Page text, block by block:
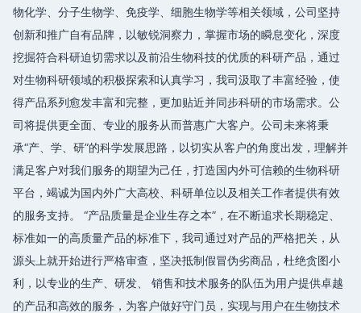
物化学、分子生物学、免疫学、细胞生物学等相关领域，公司坚持
创新和推广自有品牌，以敏锐洞察力，掌握市场的瞬息变化，深度
挖掘符合科研迫切需求以及前沿生物科技的优质的科研产品，通过
对生物科研领域的积极探索和认真学习，我司汲取了丰富经验，使
得产品系列愈发丰富和完整，更加贴近并同步科研的市场需求。公
司将提供更全面、专业的服务从而普惠广大客户。公司未来将秉
承“产、学、研”的科学发展思路，以切实从客户的角度出发，理解并
满足客户对我们服务的期望为己任，打造国内外可信赖的生物科研
平台，竭诚为国内外广大高校、科研单位以及相关工作者提供有效
的服务支持。 “产品质量是企业生存之本”，在不断追求长期稳定、
标准如一的高质量产品的标准下，我司通过对产品的严格把关，从
源头上就开始进行严格审查，坚决抵制假冒伪劣商品，杜绝贪图小
利，以专业的生产、研发、 销售和技术服务的队伍为用户提供卓越
的产品和高效的服务，为客户做好守门员，实现与用户在生物技术